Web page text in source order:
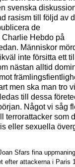
svenska
rasism till följd av
de
Charlie Hebdo på
Människor
inte försitta ett
nästan alltid
men ska man tro
till dessa
Något vi såg
terrorattacker som
eller sexuella